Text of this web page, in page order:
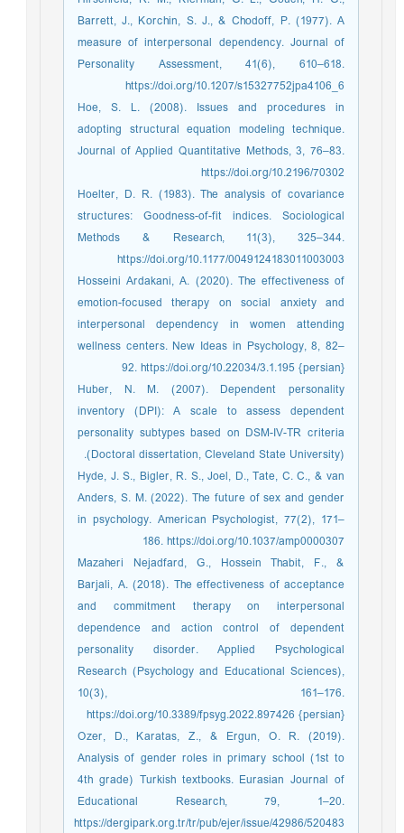
Barrett, J., Korchin, S. J., & Chodoff, P. (1977). A
measure of interpersonal dependency. Journal of
Personality Assessment, 41(6), 610–618.
https://doi.org/10.1207/s15327752jpa4106_6
Hoe, S. L. (2008). Issues and procedures in
adopting structural equation modeling technique.
Journal of Applied Quantitative Methods, 3, 76–83.
https://doi.org/10.2196/70302
Hoelter, D. R. (1983). The analysis of covariance
structures: Goodness-of-fit indices. Sociological
Methods & Research, 11(3), 325–344.
https://doi.org/10.1177/0049124183011003003
Hosseini Ardakani, A. (2020). The effectiveness of
emotion-focused therapy on social anxiety and
interpersonal dependency in women attending
wellness centers. New Ideas in Psychology, 8, 82–
92. https://doi.org/10.22034/3.1.195 {persian}
Huber, N. M. (2007). Dependent personality
inventory (DPI): A scale to assess dependent
personality subtypes based on DSM-IV-TR criteria
(Doctoral dissertation, Cleveland State University).
Hyde, J. S., Bigler, R. S., Joel, D., Tate, C. C., & van
Anders, S. M. (2022). The future of sex and gender
in psychology. American Psychologist, 77(2), 171–
186. https://doi.org/10.1037/amp0000307
Mazaheri Nejadfard, G., Hossein Thabit, F., &
Barjali, A. (2018). The effectiveness of acceptance
and commitment therapy on interpersonal
dependence and action control of dependent
personality disorder. Applied Psychological
Research (Psychology and Educational Sciences),
10(3), 161–176.
https://doi.org/10.3389/fpsyg.2022.897426 {persian}
Ozer, D., Karatas, Z., & Ergun, O. R. (2019).
Analysis of gender roles in primary school (1st to
4th grade) Turkish textbooks. Eurasian Journal of
Educational Research, 79, 1–20.
https://dergipark.org.tr/tr/pub/ejer/issue/42986/520483